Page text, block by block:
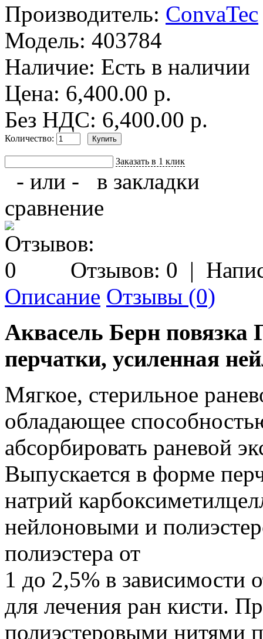
Производитель: ConvaTec
Модель: 403784
Наличие: Есть в наличии
Цена: 6,400.00 р.
Без НДС: 6,400.00 р.
Количество:
Заказать в 1 клик
- или -
в закладки
сравнение
Отзывов: 0 |
Описание Отзывы (0)
Аквасель Берн повязка
перчатки, усиленная
Мягкое, стерильное
обладающее
абсорбировать раневой
Выпускается в форме
натрий
нейлоновыми и
полиэстера от
1 до 2,5% в зависимости
для лечения ран кисти.
полиэстеровыми нитями